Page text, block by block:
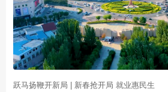
跃马扬鞭开新局 | 新春抢开局 就业惠民生